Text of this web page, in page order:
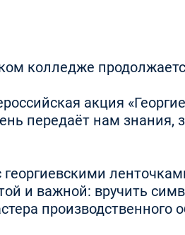
колледже
акция
передаёт нам знания,
георгиевскими
и важной: вручить